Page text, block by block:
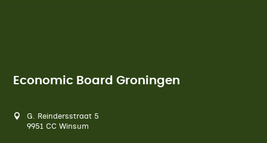
Economic Board Groningen
G. Reindersstraat 5
9951 CC Winsum